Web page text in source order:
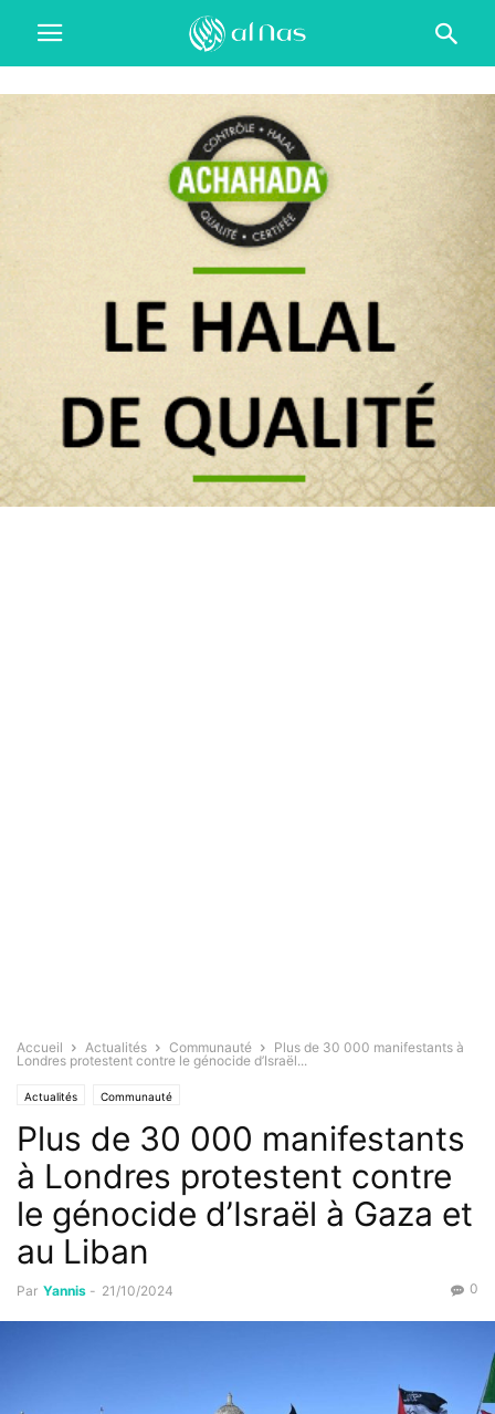
Accueil Actualités Communauté
Plus de 30 000 manifestants à
Londres protestent contre le génocide d’Israël...
Actualités Communauté
Plus de 30 000 manifestants
à Londres protestent contre
le génocide d’Israël à Gaza et
au Liban
Par Yannis - 21/10/2024 0